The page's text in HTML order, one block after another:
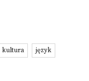
kultura
język